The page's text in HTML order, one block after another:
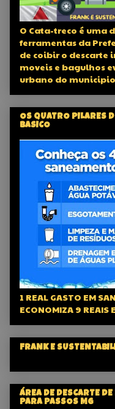
O Cata-treco é uma
ferramentas da
de coibir o descarte
moveis e bagulhos
urbano do municipio
OS QUATRO PILARES
BASICO
1 REAL GASTO EM
ECONOMIZA 9 REAIS
FRANK E
ÁREA DE DESCARTE
PARA PASSOS MG